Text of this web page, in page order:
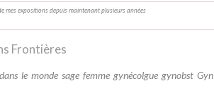
mes expositions depuis maintenant plusieurs années
Frontières
le monde sage femme gynécolgue gynobst Gyn